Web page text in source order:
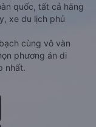
quốc, tất cả hãng
xe du lịch phủ
cùng vô vàn
phương án di
nhất.